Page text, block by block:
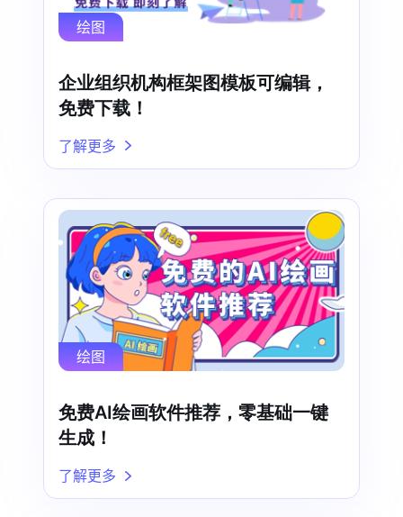
绘图
企业组织机构框架图模板可编辑，
免费下载！
了解更多
绘图
免费AI绘画软件推荐，零基础一键
生成！
了解更多